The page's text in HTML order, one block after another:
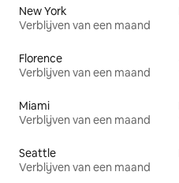
New York
Verblijven van een maand
Florence
Verblijven van een maand
Miami
Verblijven van een maand
Seattle
Verblijven van een maand